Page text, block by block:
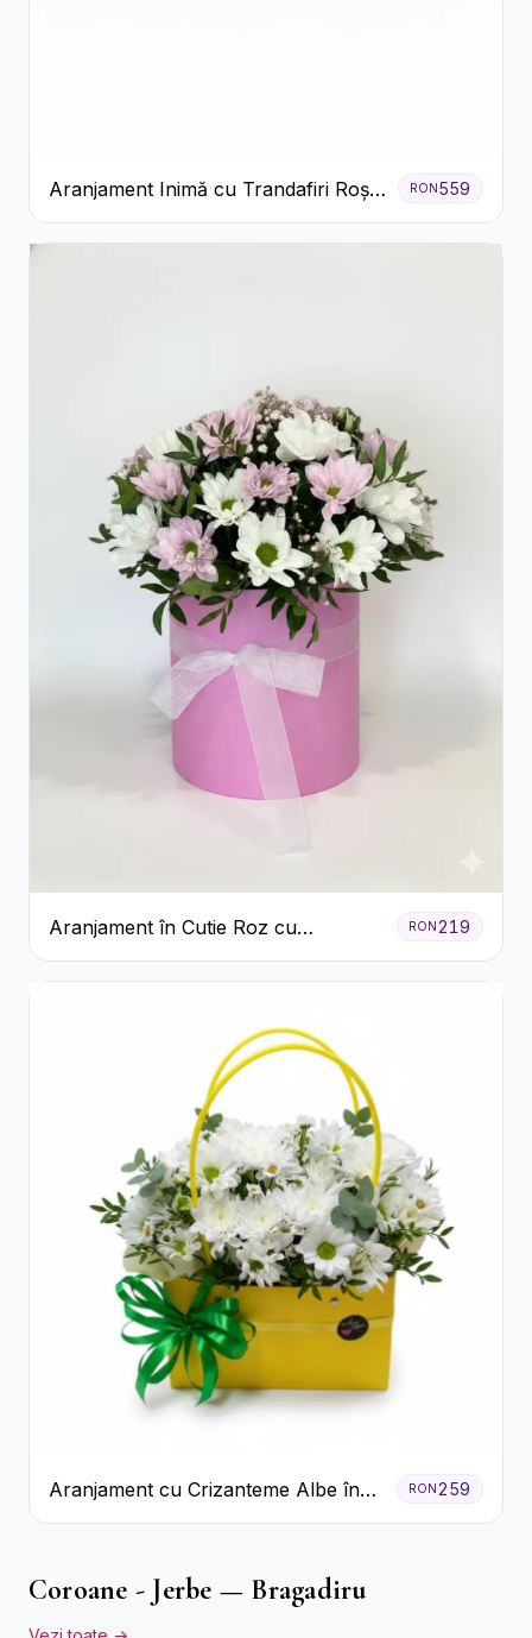
Aranjament Inimă cu Trandafiri Roșii
și Ciocolată Ferrero Rocher
RON559
Aranjament în Cutie Roz cu
Crizanteme Albe și Lila
RON219
Aranjament cu Crizanteme Albe în
Cutie Galbenă
RON259
Coroane - Jerbe — Bragadiru